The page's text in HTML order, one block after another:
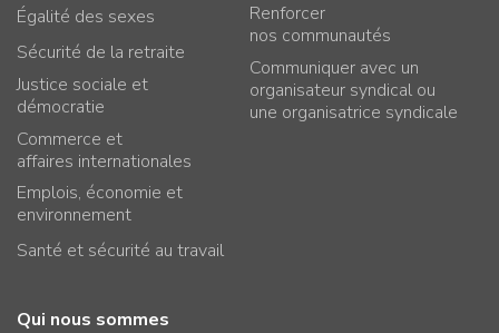
Égalité des sexes
Sécurité de la retraite
Justice sociale et
démocratie
Commerce et
affaires internationales
Emplois, économie et
environnement
Santé et sécurité au travail
Renforcer
nos communautés
Communiquer avec un
organisateur syndical ou
une organisatrice syndicale
Qui nous sommes